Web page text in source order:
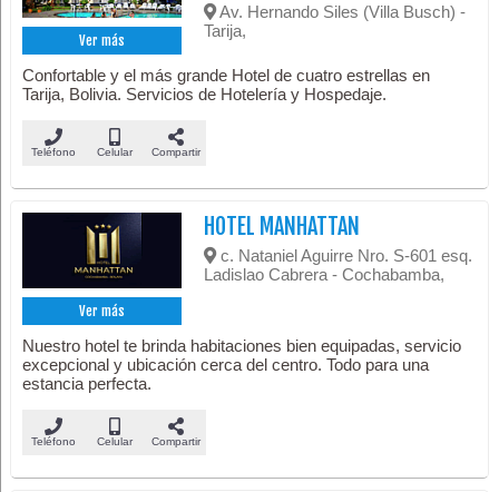
Ver más
Av. Hernando Siles (Villa Busch) -
Tarija,
Confortable y el más grande Hotel de cuatro estrellas en
Tarija, Bolivia. Servicios de Hotelería y Hospedaje.
Teléfono Celular Compartir
Ver más
HOTEL MANHATTAN
c. Nataniel Aguirre Nro. S-601 esq.
Ladislao Cabrera - Cochabamba,
Nuestro hotel te brinda habitaciones bien equipadas, servicio
excepcional y ubicación cerca del centro. Todo para una
estancia perfecta.
Teléfono Celular Compartir